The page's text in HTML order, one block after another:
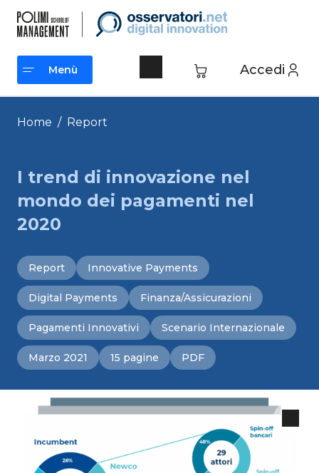
contenuto
Accedi
Menù
Menù
Home / Report
I trend di innovazione nel
mondo dei pagamenti nel
2020
Report Innovative Payments
Digital Payments Finanza/Assicurazioni
Pagamenti Innovativi Scenario Internazionale
Marzo 2021 15 pagine PDF